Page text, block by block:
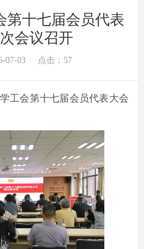
第十七届会员代表
会议召开
07-03 点击： 57
工会第十七届会员代表大会